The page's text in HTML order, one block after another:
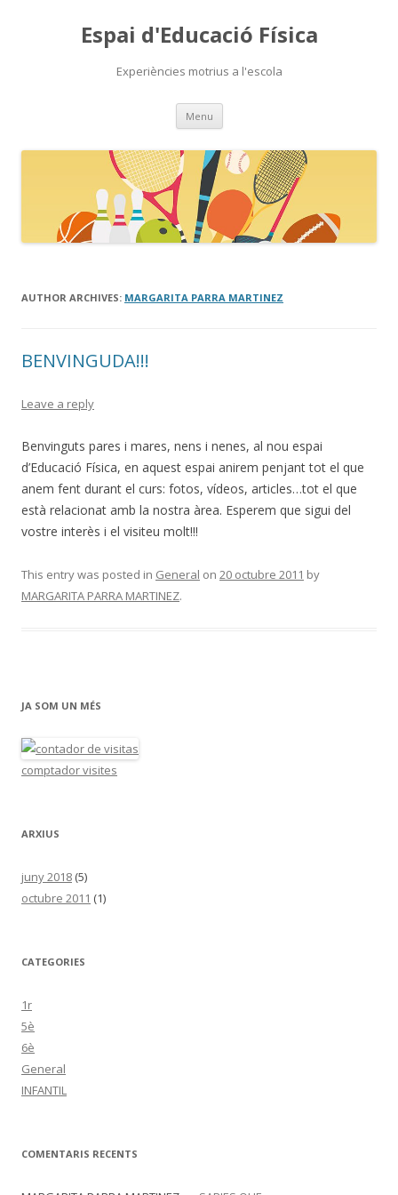
Espai d'Educació Física
Experiències motrius a l'escola
Menu Skip
content
AUTHOR ARCHIVES: MARGARITA PARRA MARTINEZ
BENVINGUDA!!!
Leave a reply
Benvinguts pares i mares, nens i nenes, al nou espai
d’Educació Física, en aquest espai anirem penjant tot el que
anem fent durant el curs: fotos, vídeos, articles…tot el que
està relacionat amb la nostra àrea. Esperem que sigui del
vostre interès i el visiteu molt!!!
This entry was posted in General on 20 octubre 2011 by
MARGARITA PARRA MARTINEZ.
JA SOM UN MÉS
comptador visites
ARXIUS
juny 2018 (5)
octubre 2011 (1)
CATEGORIES
1r
5è
6è
General
INFANTIL
COMENTARIS RECENTS